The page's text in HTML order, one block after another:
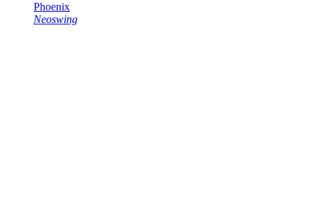
Phoenix
Neoswing